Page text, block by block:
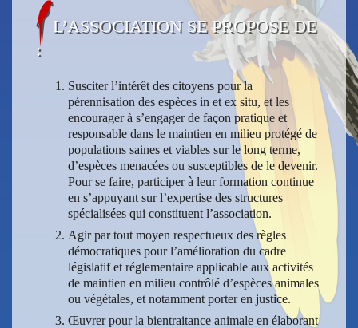
L’ASSOCIATION SE PROPOSE DE
:
Susciter l’intérêt des citoyens pour la
pérennisation des espèces in et ex situ, et les
encourager à s’engager de façon pratique et
responsable dans le maintien en milieu protégé de
populations saines et viables sur le long terme,
d’espèces menacées ou susceptibles de le devenir.
Pour se faire, participer à leur formation continue
en s’appuyant sur l’expertise des structures
spécialisées qui constituent l’association.
Agir par tout moyen respectueux des règles
démocratiques pour l’amélioration du cadre
législatif et réglementaire applicable aux activités
de maintien en milieu contrôlé d’espèces animales
ou végétales, et notamment porter en justice.
Œuvrer pour la bientraitance animale en élaborant